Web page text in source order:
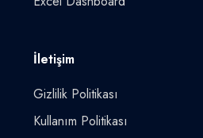
İletişim
Gizlilik Politikası
Kullanım Politikası